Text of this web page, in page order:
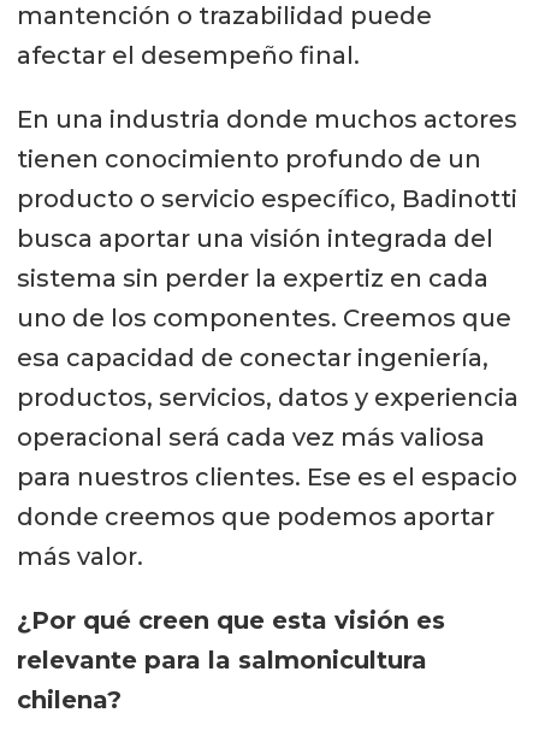
mantención o trazabilidad puede
afectar el desempeño final.
En una industria donde muchos actores
tienen conocimiento profundo de un
producto o servicio específico, Badinotti
busca aportar una visión integrada del
sistema sin perder la expertiz en cada
uno de los componentes. Creemos que
esa capacidad de conectar ingeniería,
productos, servicios, datos y experiencia
operacional será cada vez más valiosa
para nuestros clientes. Ese es el espacio
donde creemos que podemos aportar
más valor.
¿Por qué creen que esta visión es
relevante para la salmonicultura
chilena?